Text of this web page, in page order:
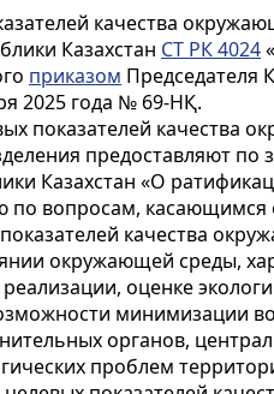
качества
Казахстан СТ РК 4024
приказом Председателя
2025 года № 69-НҚ.
показателей
предоставляют
Казахстан «О
по вопросам,
качества
окружающей среды,
оценке
минимизации
органов,
проблем